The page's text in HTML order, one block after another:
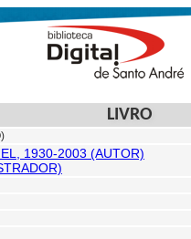
LIVRO
1930-2003 (AUTOR)